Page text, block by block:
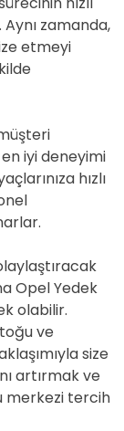
zamanda,
etmeyi
iyi deneyimi
hızlı
Opel Yedek
olabilir.
ve
size
artırmak ve
merkezi tercih